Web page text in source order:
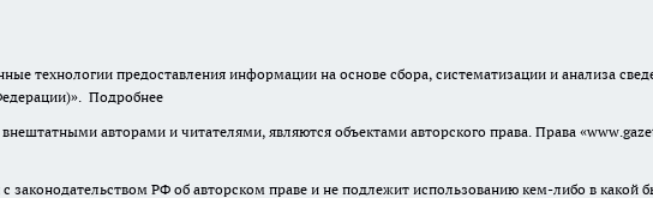
технологии предоставления информации на основе сбора, систематизации и анализа
Подробнее
авторами и читателями, являются объектами авторского права. Права
законодательством РФ об авторском праве и не подлежит использованию кем-либо в